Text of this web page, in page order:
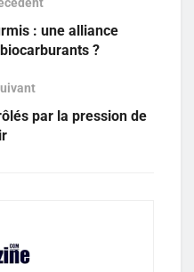
: une alliance
?
par la pression de